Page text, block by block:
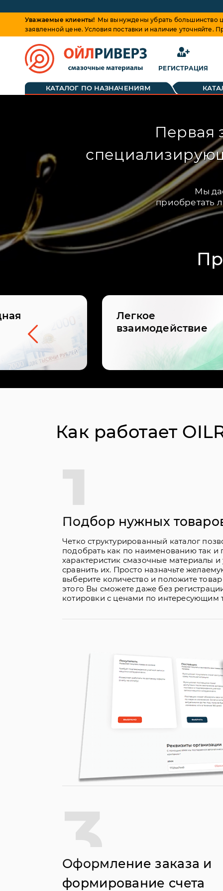
Уважаемые клиенты! Мы вынуждены убрать большинство
заявленной цене. Условия поставки и наличие
РЕГИСТРАЦИЯ
КАТАЛОГ ПО НАЗНАЧЕНИЯМ
Первая
Мы
приобретать
Легкое
взаимодействие
Как работает
1
Подбор нужных
Четко структурированный каталог
подобрать как по наименованию так
характеристик смазочные материалы
сравнить их. Просто назначьте
выберите количество и положите
этого Вы сможете даже без
котировки с ценами по интересующим
3
Оформление заказа и
формирование счета